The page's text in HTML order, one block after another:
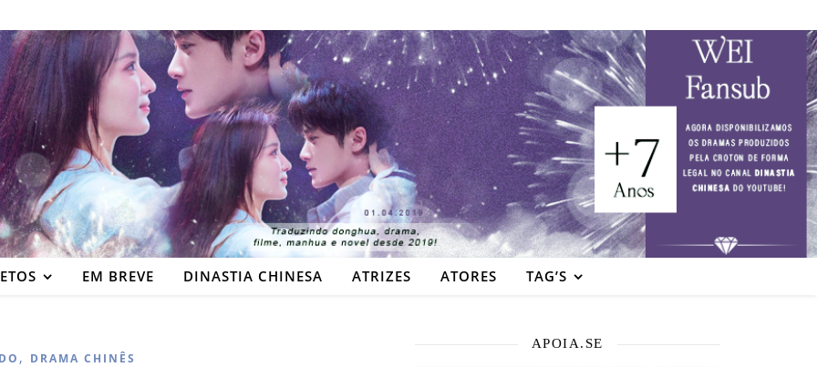
EM BREVE DINASTIA CHINESA ATRIZES ATORES TAG’S
, DRAMA CHINÊS
APOIA.SE